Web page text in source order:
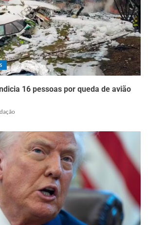
16 pessoas por queda de avião